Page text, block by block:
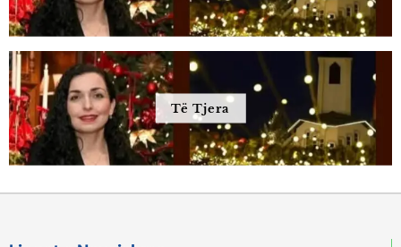
Të Tjera